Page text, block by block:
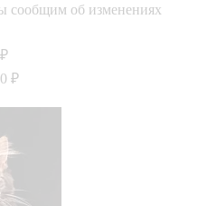
сообщим об изменениях
₽